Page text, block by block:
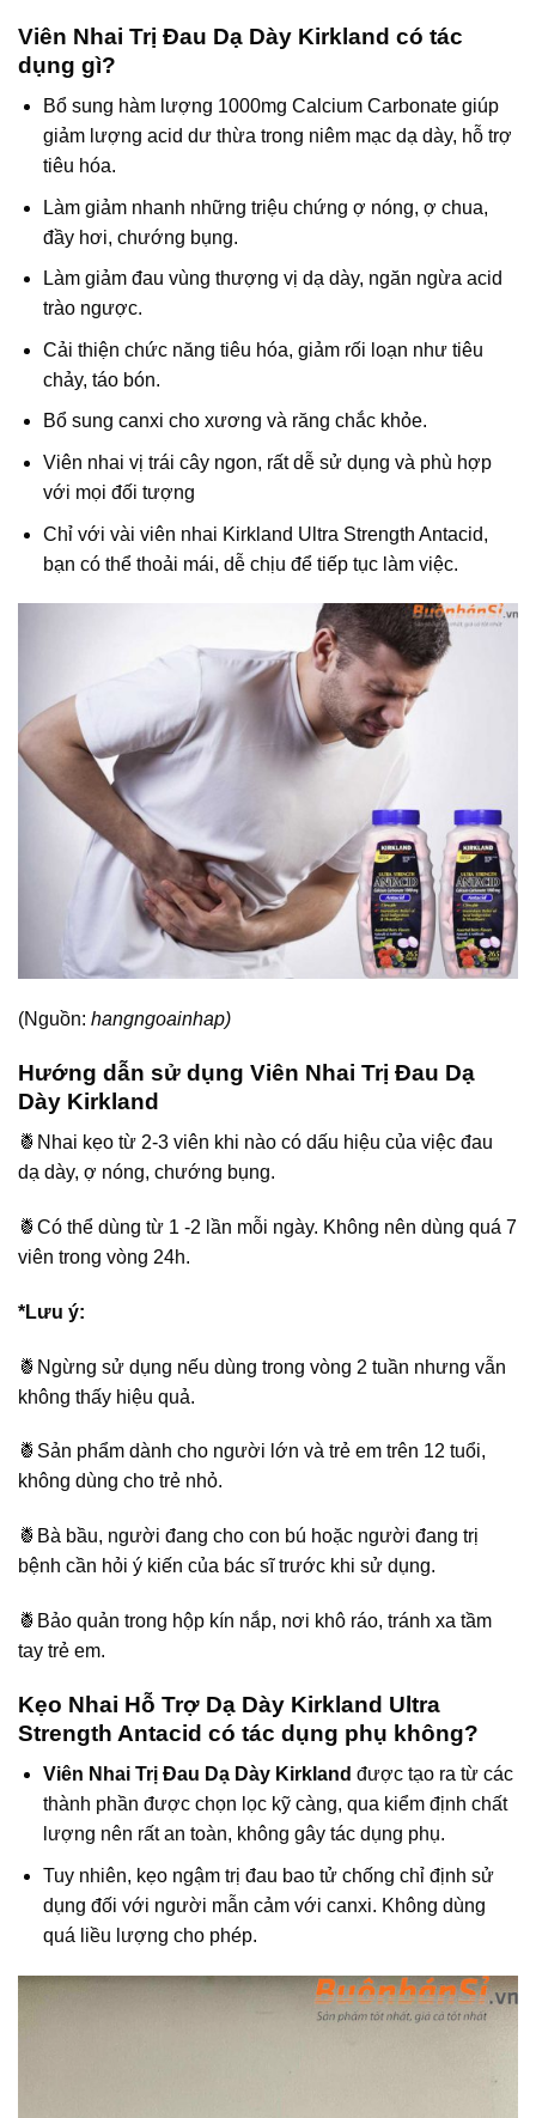
Viên Nhai Trị Đau Dạ Dày Kirkland có tác
dụng gì?
Bổ sung hàm lượng 1000mg Calcium Carbonate giúp
giảm lượng acid dư thừa trong niêm mạc dạ dày, hỗ trợ
tiêu hóa.
Làm giảm nhanh những triệu chứng ợ nóng, ợ chua,
đầy hơi, chướng bụng.
Làm giảm đau vùng thượng vị dạ dày, ngăn ngừa acid
trào ngược.
Cải thiện chức năng tiêu hóa, giảm rối loạn như tiêu
chảy, táo bón.
Bổ sung canxi cho xương và răng chắc khỏe.
Viên nhai vị trái cây ngon, rất dễ sử dụng và phù hợp
với mọi đối tượng
Chỉ với vài viên nhai Kirkland Ultra Strength Antacid,
bạn có thể thoải mái, dễ chịu để tiếp tục làm việc.
(Nguồn: hangngoainhap)
Hướng dẫn sử dụng Viên Nhai Trị Đau Dạ
Dày Kirkland
🍍Nhai kẹo từ 2-3 viên khi nào có dấu hiệu của việc đau
dạ dày, ợ nóng, chướng bụng.
🍍Có thể dùng từ 1 -2 lần mỗi ngày. Không nên dùng quá 7
viên trong vòng 24h.
*Lưu ý:
🍍Ngừng sử dụng nếu dùng trong vòng 2 tuần nhưng vẫn
không thấy hiệu quả.
🍍Sản phẩm dành cho người lớn và trẻ em trên 12 tuổi,
không dùng cho trẻ nhỏ.
🍍Bà bầu, người đang cho con bú hoặc người đang trị
bệnh cần hỏi ý kiến của bác sĩ trước khi sử dụng.
🍍Bảo quản trong hộp kín nắp, nơi khô ráo, tránh xa tầm
tay trẻ em.
Kẹo Nhai Hỗ Trợ Dạ Dày Kirkland Ultra
Strength Antacid có tác dụng phụ không?
Viên Nhai Trị Đau Dạ Dày Kirkland được tạo ra từ các
thành phần được chọn lọc kỹ càng, qua kiểm định chất
lượng nên rất an toàn, không gây tác dụng phụ.
Tuy nhiên, kẹo ngậm trị đau bao tử chống chỉ định sử
dụng đối với người mẫn cảm với canxi. Không dùng
quá liều lượng cho phép.